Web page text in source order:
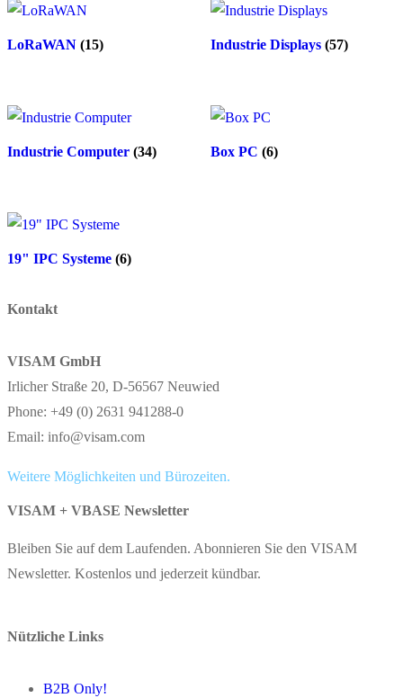
LoRaWAN (15) Industrie Displays (57)
Industrie Computer (34) Box PC (6)
19" IPC Systeme (6)
Kontakt
VISAM GmbH
Irlicher Straße 20, D-56567 Neuwied
Phone: +49 (0) 2631 941288-0
Email: info@visam.com
Weitere Möglichkeiten und Bürozeiten.
VISAM + VBASE Newsletter
Bleiben Sie auf dem Laufenden. Abonnieren Sie den VISAM
Newsletter. Kostenlos und jederzeit kündbar.
Nützliche Links
B2B Only!